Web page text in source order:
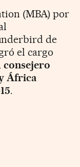
(MBA) por
de
el cargo
consejero
África
.